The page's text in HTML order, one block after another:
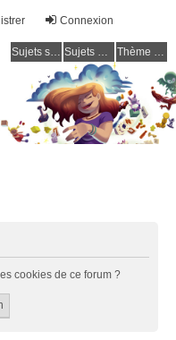
Connexion
Sujets sans réponse Sujets actifs Thème clair / foncé
cookies de ce forum ?